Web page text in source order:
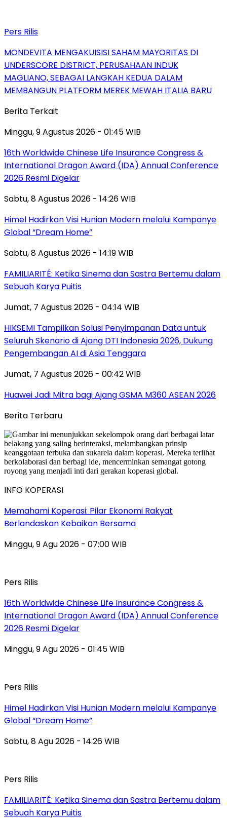
Pers Rilis
MONDEVITA MENGAKUISISI SAHAM MAYORITAS DI
UNDERSCORE DISTRICT, PERUSAHAAN INDUK
MAGLIANO, SEBAGAI LANGKAH KEDUA DALAM
MEMBANGUN PLATFORM MEREK MEWAH ITALIA BARU
Berita Terkait
Minggu, 9 Agustus 2026 - 01:45 WIB
16th Worldwide Chinese Life Insurance Congress &
International Dragon Award (IDA) Annual Conference
2026 Resmi Digelar
Sabtu, 8 Agustus 2026 - 14:26 WIB
Himel Hadirkan Visi Hunian Modern melalui Kampanye
Global “Dream Home”
Sabtu, 8 Agustus 2026 - 14:19 WIB
FAMILIARITÉ: Ketika Sinema dan Sastra Bertemu dalam
Sebuah Karya Puitis
Jumat, 7 Agustus 2026 - 04:14 WIB
HIKSEMI Tampilkan Solusi Penyimpanan Data untuk
Seluruh Skenario di Ajang DTI Indonesia 2026, Dukung
Pengembangan AI di Asia Tenggara
Jumat, 7 Agustus 2026 - 00:42 WIB
Huawei Jadi Mitra bagi Ajang GSMA M360 ASEAN 2026
Berita Terbaru
INFO KOPERASI
Memahami Koperasi: Pilar Ekonomi Rakyat
Berlandaskan Kebaikan Bersama
Minggu, 9 Agu 2026 - 07:00 WIB
Pers Rilis
16th Worldwide Chinese Life Insurance Congress &
International Dragon Award (IDA) Annual Conference
2026 Resmi Digelar
Minggu, 9 Agu 2026 - 01:45 WIB
Pers Rilis
Himel Hadirkan Visi Hunian Modern melalui Kampanye
Global “Dream Home”
Sabtu, 8 Agu 2026 - 14:26 WIB
Pers Rilis
FAMILIARITÉ: Ketika Sinema dan Sastra Bertemu dalam
Sebuah Karya Puitis